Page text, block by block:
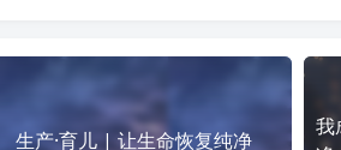
生产·育儿 | 让生命恢复纯净
我